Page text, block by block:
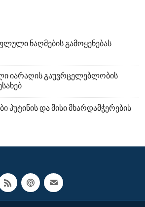
ნაღმების გამოყენებას
იარაღის გაუვრცელებლობის
პუტინის და მისი მხარდამჭერების